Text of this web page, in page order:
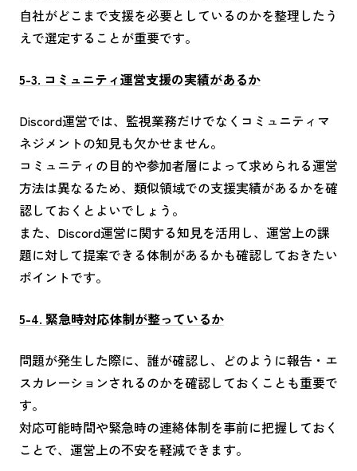
自社がどこまで支援を必要としているのかを整理したう
えで選定することが重要です。
5-3. コミュニティ運営支援の実績があるか
Discord運営では、監視業務だけでなくコミュニティマ
ネジメントの知見も欠かせません。
コミュニティの目的や参加者層によって求められる運営
方法は異なるため、類似領域での支援実績があるかを確
認しておくとよいでしょう。
また、Discord運営に関する知見を活用し、運営上の課
題に対して提案できる体制があるかも確認しておきたい
ポイントです。
5-4. 緊急時対応体制が整っているか
問題が発生した際に、誰が確認し、どのように報告・エ
スカレーションされるのかを確認しておくことも重要で
す。
対応可能時間や緊急時の連絡体制を事前に把握しておく
ことで、運営上の不安を軽減できます。